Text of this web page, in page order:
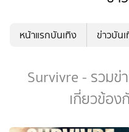
หน้าแรกบันเทิง ข่าวบัน
Survivre - รวม
เกี่ยวข้อง